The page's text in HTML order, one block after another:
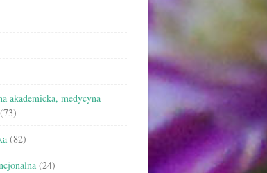
akademicka, medycyna
(73)
(82)
(24)